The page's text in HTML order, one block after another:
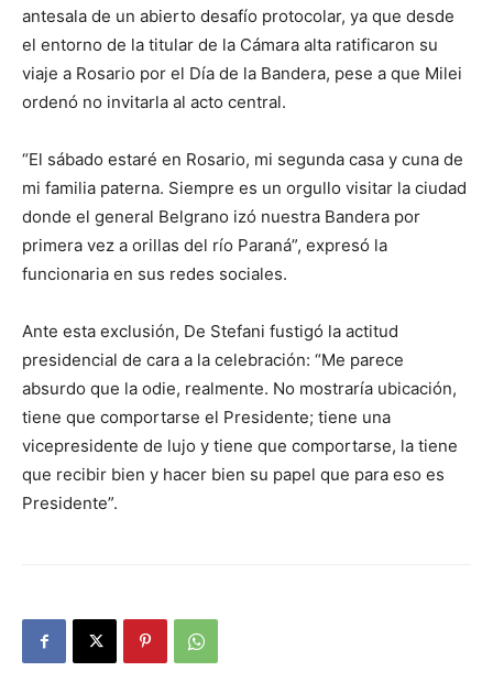
antesala de un abierto desafío protocolar, ya que desde
el entorno de la titular de la Cámara alta ratificaron su
viaje a Rosario por el Día de la Bandera, pese a que Milei
ordenó no invitarla al acto central.
“El sábado estaré en Rosario, mi segunda casa y cuna de
mi familia paterna. Siempre es un orgullo visitar la ciudad
donde el general Belgrano izó nuestra Bandera por
primera vez a orillas del río Paraná”, expresó la
funcionaria en sus redes sociales.
Ante esta exclusión, De Stefani fustigó la actitud
presidencial de cara a la celebración: “Me parece
absurdo que la odie, realmente. No mostraría ubicación,
tiene que comportarse el Presidente; tiene una
vicepresidente de lujo y tiene que comportarse, la tiene
que recibir bien y hacer bien su papel que para eso es
Presidente”.